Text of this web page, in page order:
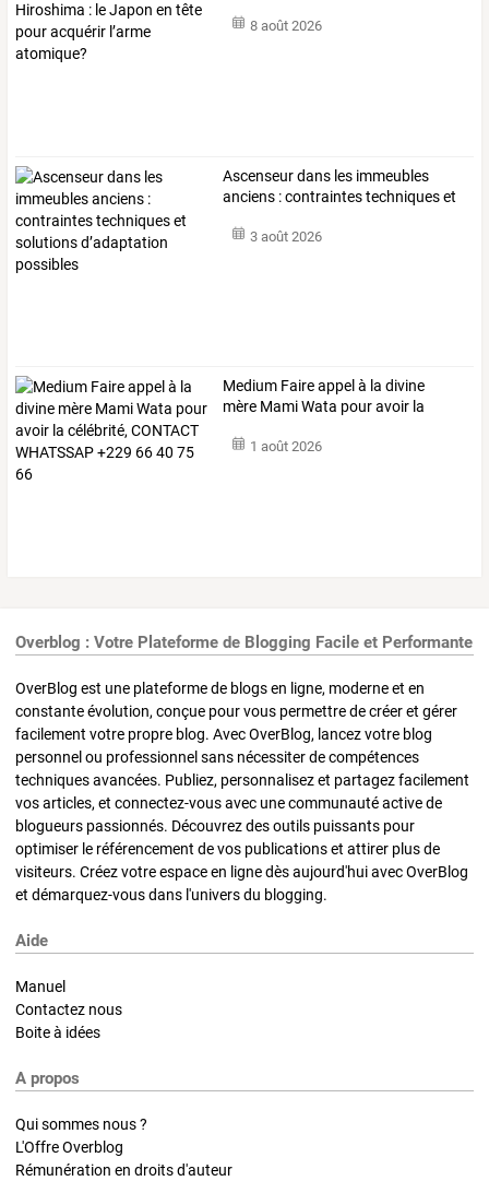
8 août 2026
Ascenseurdans les immeubles
anciens :contraintestechniqueset
3 août 2026
Medium Faireappel à la divine
mère MamiWata pouravoir la
1 août 2026
Overblog : Votre Plateforme de Blogging Facile et Performante
OverBlog est une plateforme de blogs en ligne, moderne et en
constante évolution, conçue pour vous permettre de créer et gérer
facilement votre propre blog. Avec OverBlog, lancez votre blog
personnel ou professionnel sans nécessiter de compétences
techniques avancées. Publiez, personnalisez et partagez facilement
vos articles, et connectez-vous avec une communauté active de
blogueurs passionnés. Découvrez des outils puissants pour
optimiser le référencement de vos publications et attirer plus de
visiteurs. Créez votre espace en ligne dès aujourd'hui avec OverBlog
et démarquez-vous dans l'univers du blogging.
Aide
Manuel
Contactez nous
Boite à idées
A propos
Qui sommes nous ?
L'Offre Overblog
Rémunération en droits d'auteur